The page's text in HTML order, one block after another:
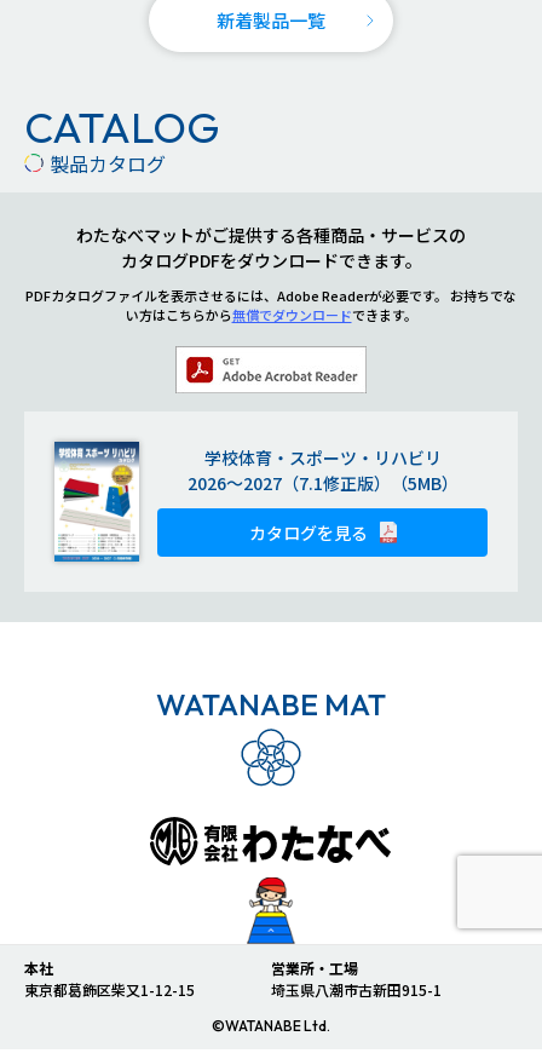
新着製品一覧
CATALOG
製品カタログ
わたなべマットがご提供する各種商品・サービスの
カタログPDFをダウンロードできます。
PDFカタログファイルを表示させるには、Adobe Readerが必要です。 お持ちでな
い方はこちらから無償でダウンロードできます。
学校体育・スポーツ・リハビリ
2026～2027（7.1修正版）（5MB）
カタログを見る
WATANABE MAT
本社
東京都葛飾区柴又1-12-15
営業所・工場
埼玉県八潮市古新田915-1
©WATANABE Ltd.